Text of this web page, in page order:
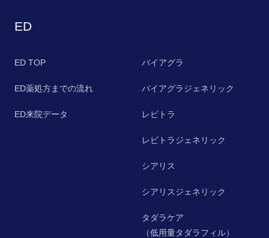
ED
ED TOP
ED薬処方までの流れ
ED来院データ
バイアグラ
バイアグラジェネリック
レビトラ
レビトラジェネリック
シアリス
シアリスジェネリック
タダラケア
（低用量タダラフィル）